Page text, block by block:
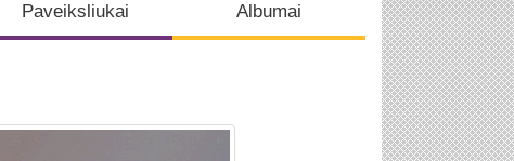
Paveiksliukai Albumai